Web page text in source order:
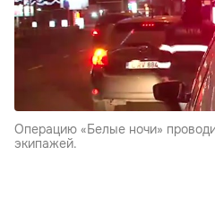
Операцию «Белые ночи»
экипажей.